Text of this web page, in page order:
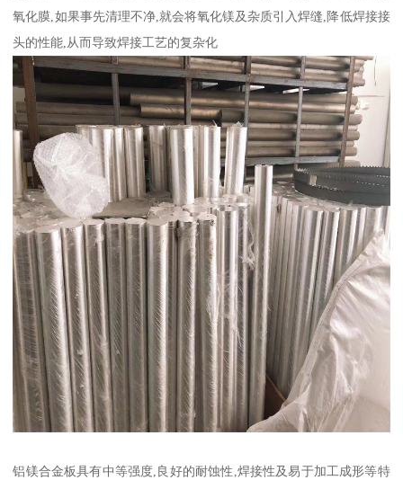
氧化膜,如果事先清理不净,就会将氧化镁及杂质引入焊缝,降低焊接接
头的性能,从而导致焊接工艺的复杂化
铝镁合金板具有中等强度,良好的耐蚀性,焊接性及易于加工成形等特